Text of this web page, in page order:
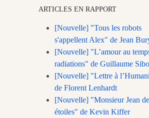
ARTICLES EN RAPPORT
[Nouvelle] "Tous les robots
s'appellent Alex" de Jean
[Nouvelle] "L’amour au
radiations" de Guillaume
[Nouvelle] "Lettre à
de Florent Lenhardt
[Nouvelle] "Monsieur Jean
étoiles" de Kevin Kiffer